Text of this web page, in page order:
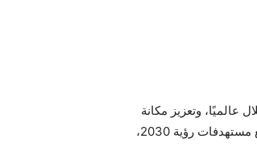
الحلال عالميًا، وتعزيز مكانة
المملكة العربية السعودية كوجهة رائدة للقطاع لتنويع الاقتصاد الوطني بما يتماشى مع مستهدفات رؤية 2030،